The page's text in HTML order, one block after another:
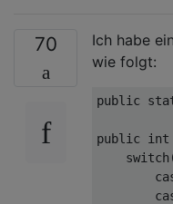
70 Ich habe
wie folgt:
public
public int
switch